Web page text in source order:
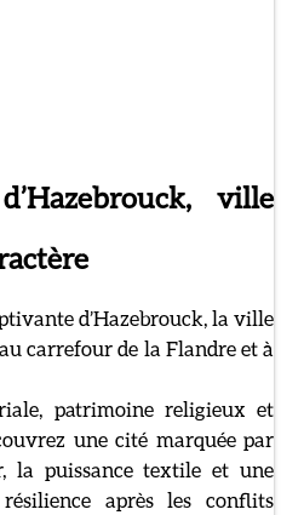
ville
d’Hazebrouck, la ville
carrefour de la Flandre et à
patrimoine religieux et
une cité marquée par
la puissance textile et une
après les conflits